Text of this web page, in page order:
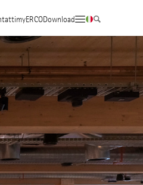
myERCODownload